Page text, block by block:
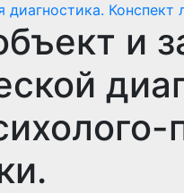
диагностика. Конспект
и